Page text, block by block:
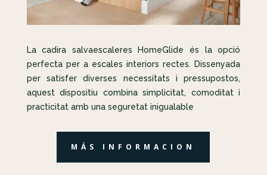
La cadira salvaescaleres HomeGlide és la opció
perfecta per a escales interiors rectes. Dissenyada
per satisfer diverses necessitats i pressupostos,
aquest dispositiu combina simplicitat, comoditat i
practicitat amb una seguretat inigualable
MÁS INFORMACION